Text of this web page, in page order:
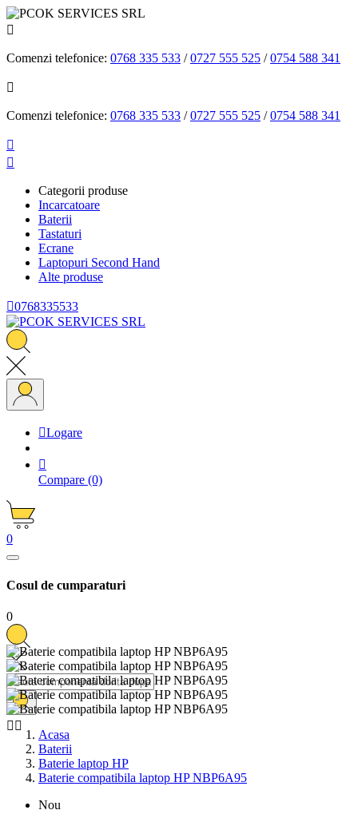

Comenzi telefonice: 0768 335 533 /0727 555 525 /0754 588 341

Comenzi telefonice: 0768 335 533 /0727 555 525 /0754 588 341


Categorii produse
Incarcatoare
Baterii
Tastaturi
Ecrane
Laptopuri Second Hand
Alte produse
0768335533
Logare

Compare (0)
0
Cosul de cumparaturi
0
Acasa
Baterii
Baterie laptop HP
Baterie compatibila laptop HP NBP6A95
Nou
 